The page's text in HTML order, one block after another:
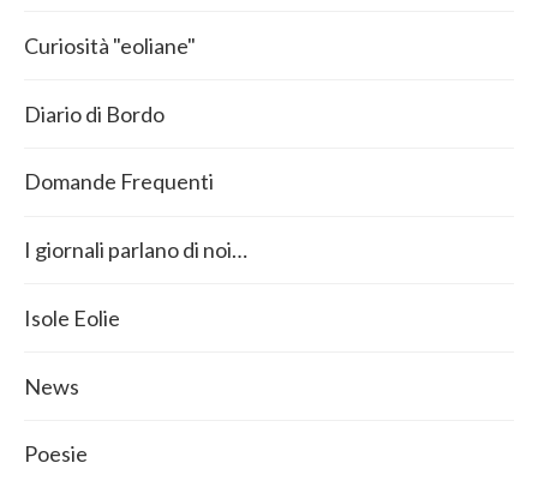
Curiosità "eoliane"
Diario di Bordo
Domande Frequenti
I giornali parlano di noi…
Isole Eolie
News
Poesie